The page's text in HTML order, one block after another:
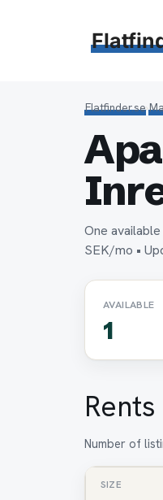
Flatfinder.se›
One
SEK/mo •
AVAILABLE
1
Number of
SIZE